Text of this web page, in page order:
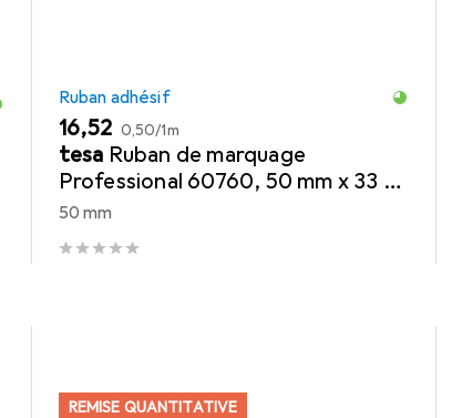
Ruban adhésif
EUR
16,52 EUR
0,50/1m
tesa Ruban de marquage
Professional 60760, 50 mm x 33 m,
blanc
50 mm
REMISE QUANTITATIVE